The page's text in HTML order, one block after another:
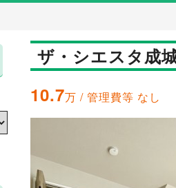
ザ・シエスタ成
10.7万 / 管理費等 なし